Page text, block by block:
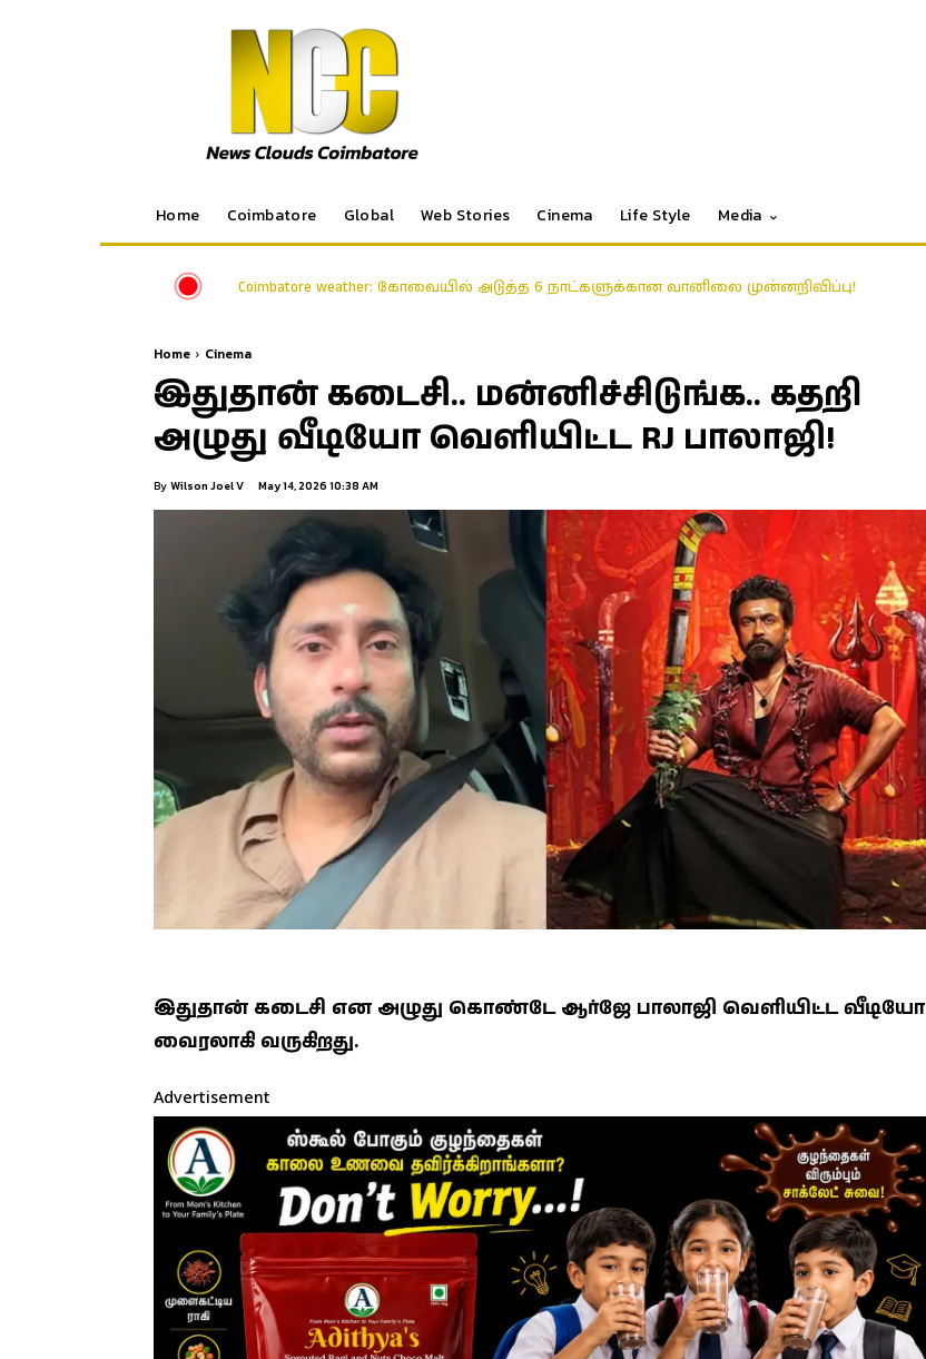
Home Coimbatore Global Web Stories Cinema Life Style Media
Coimbatore weather: கோவையில் அடுத்த 6 நாட்களுக்கான வானிலை முன்னறிவிப்பு!
Home Cinema
இதுதான் கடைசி.. மன்னிச்சிடுங்க.. கதறி
அழுது வீடியோ வெளியிட்ட RJ பாலாஜி!
By Wilson Joel V May 14, 2026 10:38 AM
இதுதான் கடைசி என அழுது கொண்டே ஆர்ஜே பாலாஜி வெளியிட்ட வீடியோ
வைரலாகி வருகிறது.
Advertisement